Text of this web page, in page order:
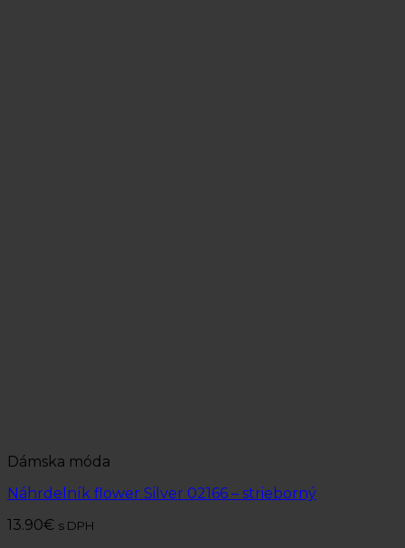
Dámska móda
Náhrdelník flower Silver 02166 – strieborný
13.90€ s DPH